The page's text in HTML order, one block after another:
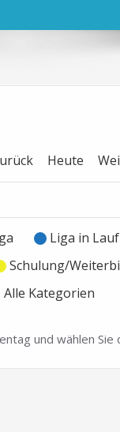
Heute
Liga in Lauf
Schulung/
Alle Kategorien
und wählen